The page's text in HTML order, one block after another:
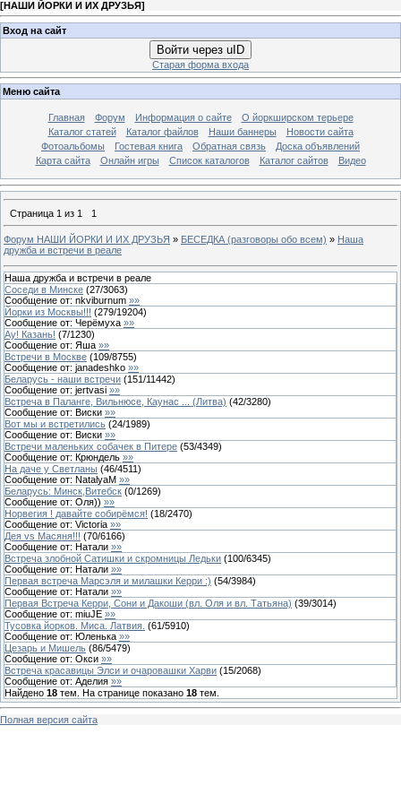
[НАШИ ЙОРКИ И ИХ ДРУЗЬЯ]
Вход на сайт
Войти через uID
Старая форма входа
Меню сайта
Главная Форум Информация о сайте
О йоркширском терьере
Каталог статей
Каталог файлов Наши баннеры
Новости сайта
Фотоальбомы
Гостевая книга Обратная связь
Доска объявлений
Карта сайта
Онлайн игры Список каталогов Каталог сайтов Видео
Страница 1 из 1 1
Форум НАШИ ЙОРКИ И ИХ ДРУЗЬЯ » БЕСЕДКА (разговоры обо всем) » Наша
дружба и встречи в реале
Наша дружба и встречи в реале
Соседи в Минске (27/3063)
Сообщение от: nkviburnum »»
Йорки из Москвы!!! (279/19204)
Сообщение от: Черёмуха »»
Ау! Казань! (7/1230)
Сообщение от: Яша »»
Встречи в Москве (109/8755)
Сообщение от: janadeshko »»
Беларусь - наши встречи (151/11442)
Сообщение от: jertvasi »»
Встреча в Паланге, Вильнюсе, Каунас ... (Литва) (42/3280)
Сообщение от: Виски »»
Вот мы и встретились (24/1989)
Сообщение от: Виски »»
Встречи маленьких собачек в Питере (53/4349)
Сообщение от: Крюндель »»
На даче у Светланы (46/4511)
Сообщение от: NatalyaM »»
Беларусь: Минск,Витебск (0/1269)
Сообщение от: Оля)) »»
Норвегия ! давайте собирёмся! (18/2470)
Сообщение от: Victoria »»
Дея vs Масяня!!! (70/6166)
Сообщение от: Натали »»
Встреча злобной Сатишки и скромницы Ледьки (100/6345)
Сообщение от: Натали »»
Первая встреча Марсэля и милашки Керри :) (54/3984)
Сообщение от: Натали »»
Первая Встреча Керри, Сони и Дакоши (вл. Оля и вл. Татьяна) (39/3014)
Сообщение от: miuJE »»
Тусовка йорков. Миса. Латвия. (61/5910)
Сообщение от: Юленька »»
Цезарь и Мишель (86/5479)
Сообщение от: Окси »»
Встреча красавицы Элси и очаровашки Харви (15/2068)
Сообщение от: Аделия »»
Найдено 18 тем. На странице показано 18 тем.
Полная версия сайта